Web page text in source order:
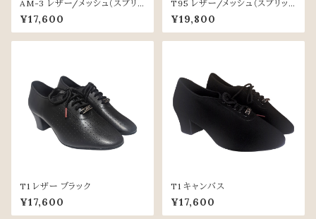
AM-3 レザー/メッシュ（スプリッ
トソール）
¥17,600
T95 レザー/メッシュ（スプリット
ソール）
¥19,800
T1 レザー ブラック
¥17,600
T1 キャンバス
¥17,600